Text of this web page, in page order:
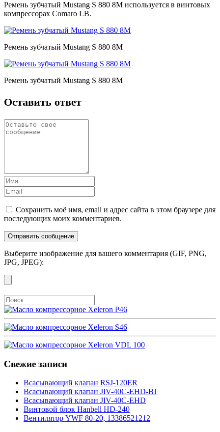
Ремень зубчатый Mustang S 880 8M используется в винтовых
компрессорах Comaro LB.
Ремень зубчатый Mustang S 880 8M
Ремень зубчатый Mustang S 880 8M
Оставить ответ
Сохранить моё имя, email и адрес сайта в этом браузере для
последующих моих комментариев.
Выберите изображение для вашего комментария (GIF, PNG,
JPG, JPEG):
Свежие записи
Всасывающий клапан RSJ-120ER
Всасывающий клапан JIV-40C-EHD-BJ
Всасывающий клапан JIV-40C-EHD
Винтовой блок Hanbell HD-240
Вентилятор YWF 80-20, 13386521212